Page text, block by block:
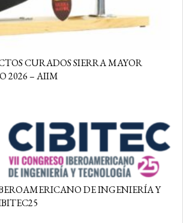
CURADOS SIERRA MAYOR
2026 – AIIM
DE INGENIERÍA Y